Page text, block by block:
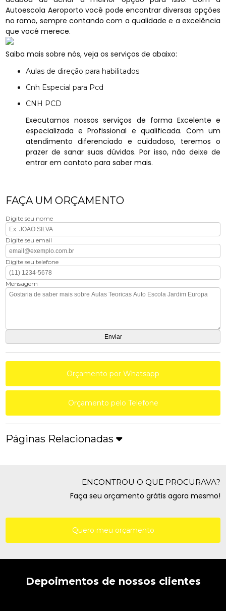
Autoescola Aeroporto você pode encontrar diversas opções
no ramo, sempre contando com a qualidade e a excelência
que você merece.
Saiba mais sobre nós, veja os serviços de abaixo:
Aulas de direção para habilitados
Cnh Especial para Pcd
CNH PCD
Executamos nossos serviços de forma Excelente e
especializada e Profissional e qualificada. Com um
atendimento diferenciado e cuidadoso, teremos o
prazer de sanar suas dúvidas. Por isso, não deixe de
entrar em contato para saber mais.
FAÇA UM ORÇAMENTO
Digite seu nome
Digite seu email
Digite seu telefone
Mensagem
Orçamento por Whatsapp
Orçamento pelo Telefone
Páginas Relacionadas
ENCONTROU O QUE PROCURAVA?
Faça seu orçamento grátis agora mesmo!
Quero meu orçamento
Depoimentos de nossos clientes